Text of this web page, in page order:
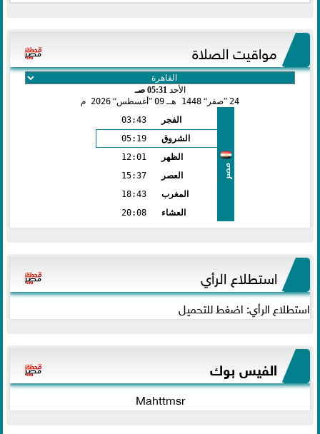
مواقيت الصلاة
الأحد 05:31 صـ
24
صفر 1448 هـ 09 أغسطس 2026 م
مصر
الفجر
03:43
الشروق
05:19
الظهر
12:01
العصر
15:37
المغرب
18:43
العشاء
20:08
استطلاع الرأي
استطلاع الرأي: اضغط للتحميل
الفيس بوك
Mahttmsr